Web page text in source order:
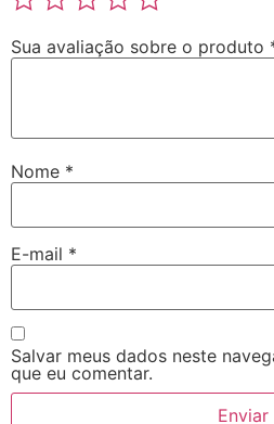
Sua avaliação sobre o produto
Nome *
E-mail *
Salvar meus dados neste
que eu comentar.